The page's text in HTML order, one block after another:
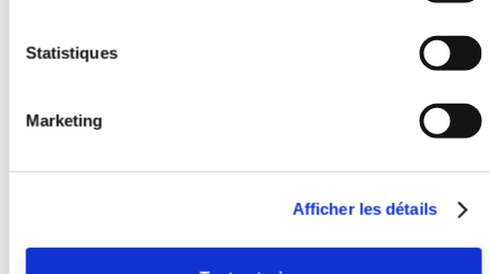
Statistiques
Marketing
Afficher les détails